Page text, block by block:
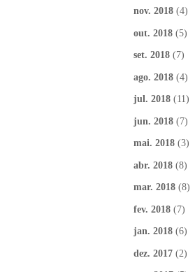
nov. 2018 (4)
out. 2018 (5)
set. 2018 (7)
ago. 2018 (4)
jul. 2018 (11)
jun. 2018 (7)
mai. 2018 (3)
abr. 2018 (8)
mar. 2018 (8)
fev. 2018 (7)
jan. 2018 (6)
dez. 2017 (2)